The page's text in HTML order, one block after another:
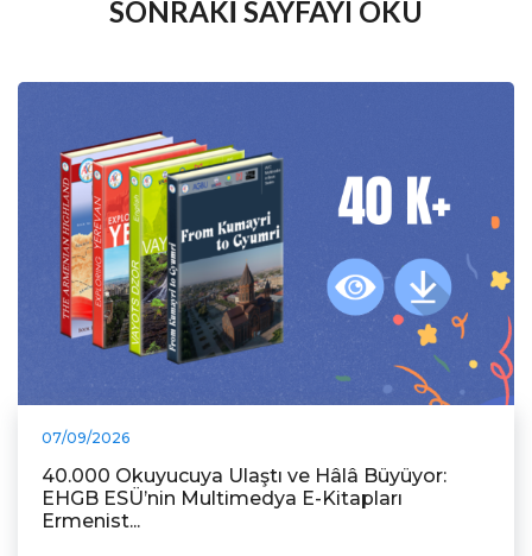
SONRAKİ SAYFAYI OKU
07/09/2026
40.000 Okuyucuya Ulaştı ve Hâlâ Büyüyor:
EHGB ESÜ’nin Multimedya E-Kitapları
Ermenist...